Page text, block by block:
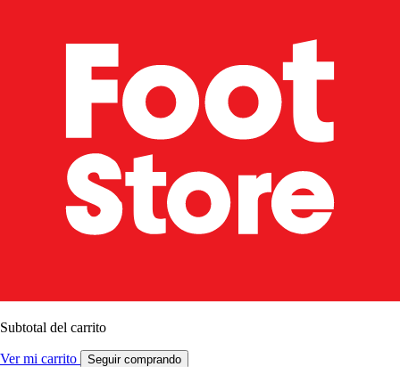
Subtotal del carrito
Ver mi carrito Seguir comprando